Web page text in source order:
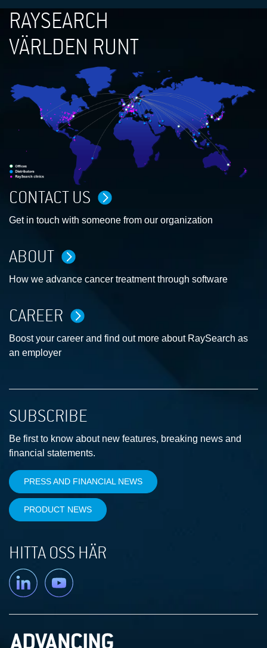
RAYSEARCH
VÄRLDEN RUNT
CONTACT US
Get in touch with someone from our organization
ABOUT
How we advance cancer treatment through software
CAREER
Boost your career and find out more about RaySearch as
an employer
SUBSCRIBE
Be first to know about new features, breaking news and
financial statements.
PRESS AND FINANCIAL NEWS
PRODUCT NEWS
HITTA OSS HÄR
Linkedin YouTube